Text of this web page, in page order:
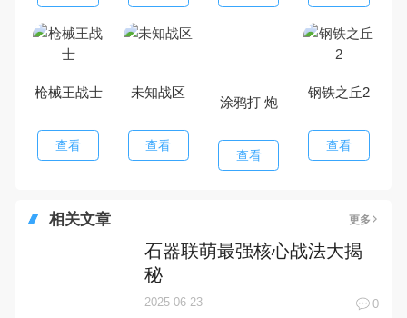
枪械王战士
查看
未知战区
查看
涂鸦打 炮
查看
钢铁之丘2
查看
相关文章 更多
石器联萌最强核心战法大揭
秘
2025-06-23 0